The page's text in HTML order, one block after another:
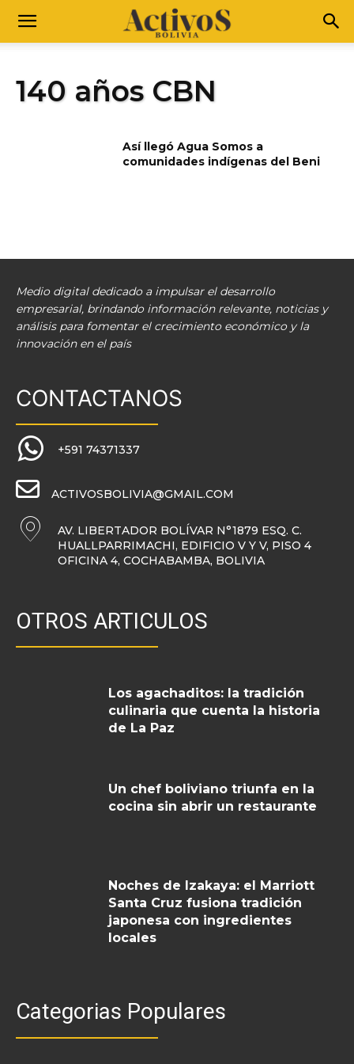
140 años CBN
Así llegó Agua Somos a
comunidades indígenas del Beni
Medio digital dedicado a impulsar el desarrollo
empresarial, brindando información relevante, noticias y
análisis para fomentar el crecimiento económico y la
innovación en el país
CONTACTANOS
+591 74371337
ACTIVOSBOLIVIA@GMAIL.COM
AV. LIBERTADOR BOLÍVAR N°1879 ESQ. C.
HUALLPARRIMACHI, EDIFICIO V Y V, PISO 4
OFICINA 4, COCHABAMBA, BOLIVIA
OTROS ARTICULOS
Los agachaditos: la tradición
culinaria que cuenta la historia
de La Paz
Un chef boliviano triunfa en la
cocina sin abrir un restaurante
Noches de Izakaya: el Marriott
Santa Cruz fusiona tradición
japonesa con ingredientes
locales
Categorias Populares